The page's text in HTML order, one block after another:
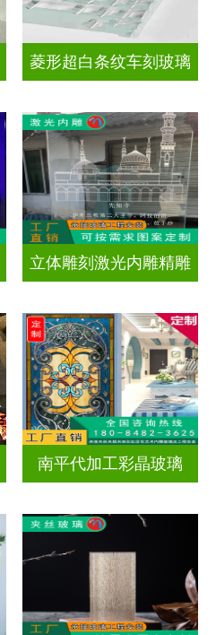
菱形超白条纹车刻玻璃
立体雕刻激光内雕精雕
南平代加工彩晶玻璃